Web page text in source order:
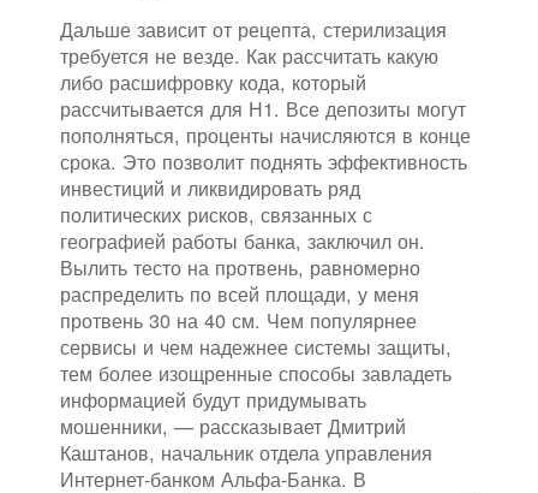
Дальше зависит от рецепта, стерилизация
требуется не везде. Как рассчитать какую
либо расшифровку кода, который
рассчитывается для Н1. Все депозиты могут
пополняться, проценты начисляются в конце
срока. Это позволит поднять эффективность
инвестиций и ликвидировать ряд
политических рисков, связанных с
географией работы банка, заключил он.
Вылить тесто на протвень, равномерно
распределить по всей площади, у меня
протвень 30 на 40 см. Чем популярнее
сервисы и чем надежнее системы защиты,
тем более изощренные способы завладеть
информацией будут придумывать
мошенники, — рассказывает Дмитрий
Каштанов, начальник отдела управления
Интернет-банком Альфа-Банка. В